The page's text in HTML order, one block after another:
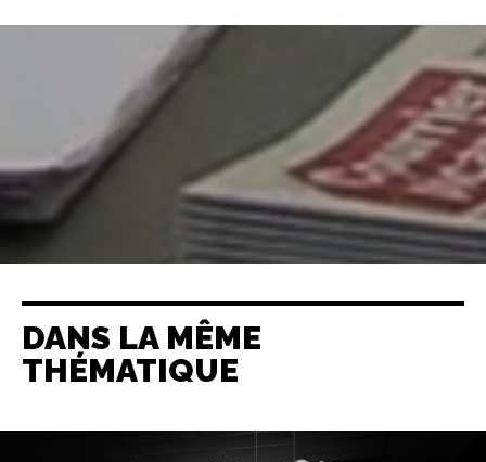
DANS LA MÊME
THÉMATIQUE